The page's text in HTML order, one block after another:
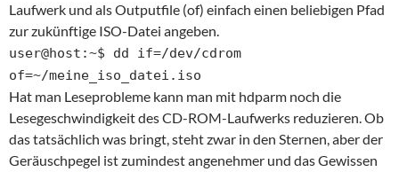
Laufwerk und als Outputfile (of) einfach einen beliebigen Pfad
zur zukünftige ISO-Datei angeben.
user@host:~$ dd if=/dev/cdrom
of=~/meine_iso_datei.iso
Hat man Leseprobleme kann man mit hdparm noch die
Lesegeschwindigkeit des CD-ROM-Laufwerks reduzieren. Ob
das tatsächlich was bringt, steht zwar in den Sternen, aber der
Geräuschpegel ist zumindest angenehmer und das Gewissen